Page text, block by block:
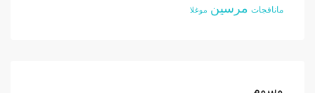
مانافجات مرسين موغلا
وسوم